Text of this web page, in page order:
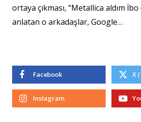
ortaya çıkması, “Metallica aldım
anlatan o arkadaşlar, Google…
Facebook X
Instagram